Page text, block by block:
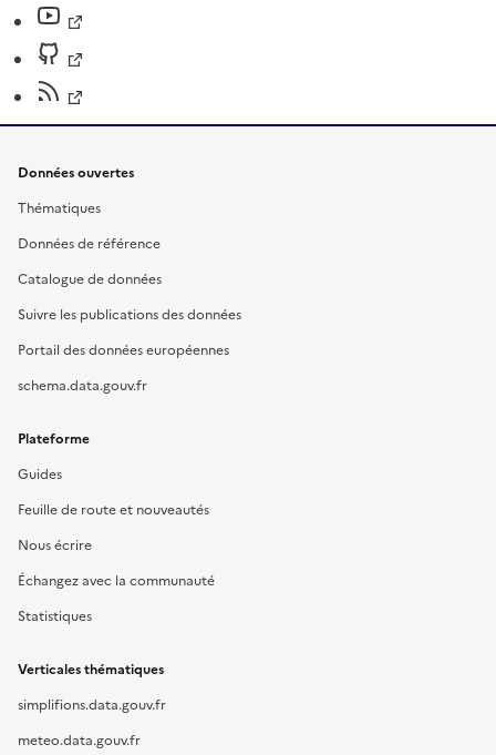
Données ouvertes
Thématiques
Données de référence
Catalogue de données
Suivre les publications des données
Portail des données européennes
schema.data.gouv.fr
Plateforme
Guides
Feuille de route et nouveautés
Nous écrire
Échangez avec la communauté
Statistiques
Verticales thématiques
simplifions.data.gouv.fr
meteo.data.gouv.fr